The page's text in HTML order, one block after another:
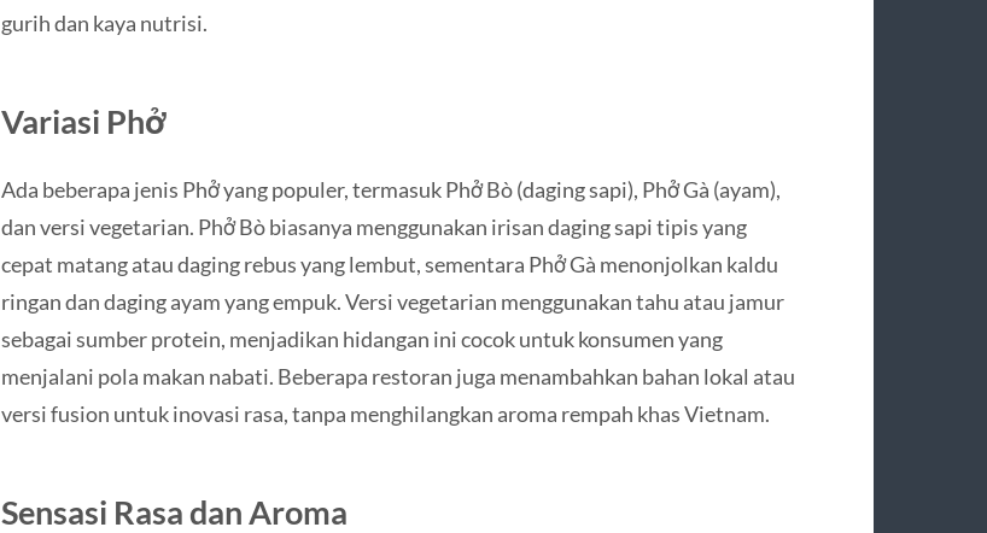
gurih dan kaya nutrisi.
Variasi Phở
Ada beberapa jenis Phở yang populer, termasuk Phở Bò (daging sapi), Phở Gà (ayam),
dan versi vegetarian. Phở Bò biasanya menggunakan irisan daging sapi tipis yang
cepat matang atau daging rebus yang lembut, sementara Phở Gà menonjolkan kaldu
ringan dan daging ayam yang empuk. Versi vegetarian menggunakan tahu atau jamur
sebagai sumber protein, menjadikan hidangan ini cocok untuk konsumen yang
menjalani pola makan nabati. Beberapa restoran juga menambahkan bahan lokal atau
versi fusion untuk inovasi rasa, tanpa menghilangkan aroma rempah khas Vietnam.
Sensasi Rasa dan Aroma